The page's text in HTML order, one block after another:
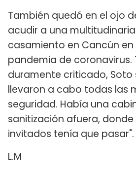
También quedó en el ojo
acudir a una
casamiento en Cancún en
pandemia de coronavirus.
duramente criticado, Soto
llevaron a cabo todas las
seguridad. Había una
sanitización afuera,
invitados tenía que pasar".
L.M